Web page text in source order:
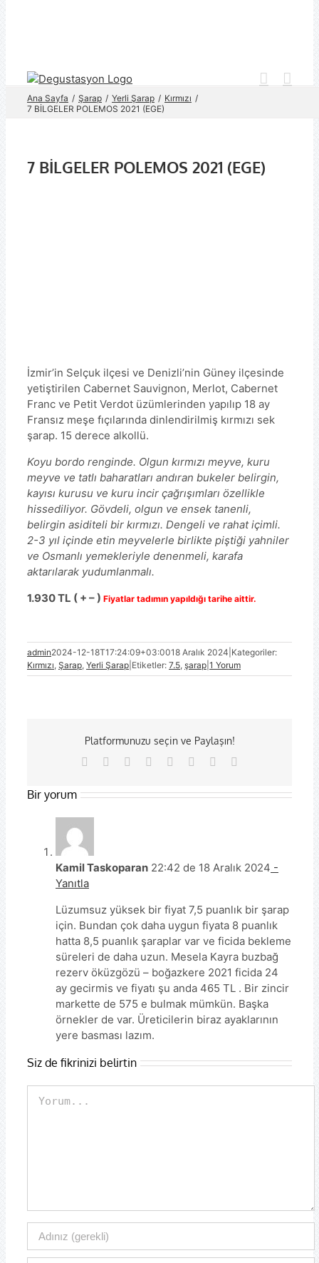
Ana Sayfa Şarap Yerli Şarap
Kırmızı
7 BİLGELER POLEMOS 2021 (EGE)
7 BİLGELER POLEMOS 2021 (EGE)
İzmir’in Selçuk ilçesi ve Denizli’nin Güney ilçesinde
yetiştirilen Cabernet Sauvignon, Merlot, Cabernet
Franc ve Petit Verdot üzümlerinden yapılıp 18 ay
Fransız meşe fıçılarında dinlendirilmiş kırmızı sek
şarap. 15 derece alkollü.
Koyu bordo renginde. Olgun kırmızı meyve, kuru
meyve ve tatlı baharatları andıran bukeler belirgin,
kayısı kurusu ve kuru incir çağrışımları özellikle
hissediliyor. Gövdeli, olgun ve ensek tanenli,
belirgin asiditeli bir kırmızı. Dengeli ve rahat içimli.
2-3 yıl içinde etin meyvelerle birlikte piştiği yahniler
ve Osmanlı yemekleriyle denenmeli, karafa
aktarılarak yudumlanmalı.
1.930 TL ( + – ) Fiyatlar tadımın yapıldığı tarihe aittir.
admin2024-12-18T17:24:09+03:0018 Aralık 2024 Kategoriler:
Kırmızı, Şarap, Yerli Şarap Etiketler: 7.5, şarap 1 Yorum
Platformunuzu seçin ve Paylaşın!
Facebook Reddit LinkedIn
TumblrPinterest
Bir yorum
Kamil Taskoparan 22:42 de 18 Aralık 2024 -
Yanıtla
Lüzumsuz yüksek bir fiyat 7,5 puanlık bir şarap
için. Bundan çok daha uygun fiyata 8 puanlık
hatta 8,5 puanlık şaraplar var ve ficida bekleme
süreleri de daha uzun. Mesela Kayra buzbağ
rezerv öküzgözü – boğazkere 2021 ficida 24
ay gecirmis ve fiyatı şu anda 465 TL . Bir zincir
markette de 575 e bulmak mümkün. Başka
örnekler de var. Üreticilerin biraz ayaklarının
yere basması lazım.
Siz de fikrinizi belirtin